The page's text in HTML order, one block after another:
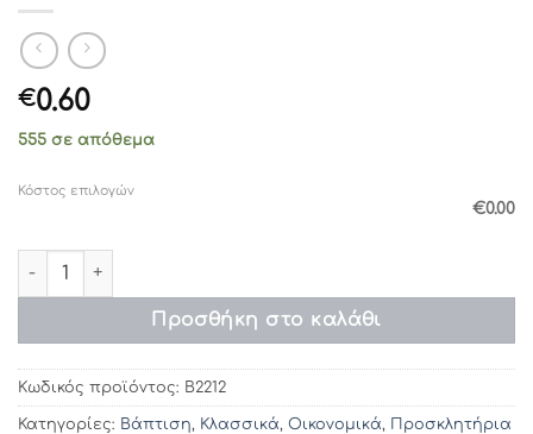
€0.60
555 σε απόθεμα
Κόστος επιλογών
€0.00
Προσκλητήρια βάπτισης 2212 / 143 (17χ23) ποσότητα
Προσθήκη στο καλάθι
Κωδικός προϊόντος: Β2212
Κατηγορίες: Βάπτιση, Κλασσικά, Οικονομικά, Προσκλητήρια